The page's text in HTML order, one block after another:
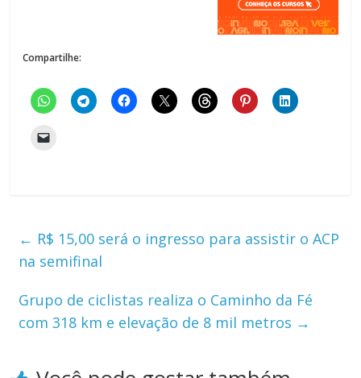
Compartilhe:
← R$ 15,00 será o ingresso para assistir o ACP
na semifinal
Grupo de ciclistas realiza o Caminho da Fé
com 318 km e elevação de 8 mil metros →